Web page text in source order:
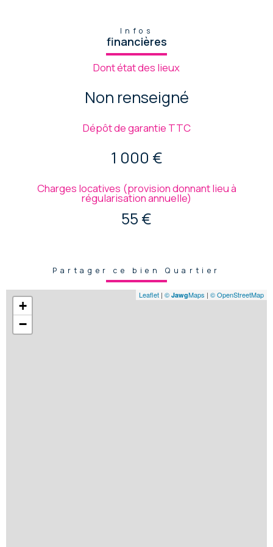
Infos
financières
Dont état des lieux
Non renseigné
Dépôt de garantie TTC
1 000 €
Charges locatives (provision donnant lieu à
régularisation annuelle)
55 €
Partager ce bien Quartier
+
−
Leaflet | © JawgMaps | © OpenStreetMap